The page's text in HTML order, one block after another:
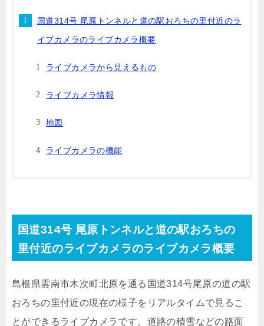
国道314号 尾原トンネルと道の駅おろちの里付近のラ
イブカメラのライブカメラ概要
ライブカメラから見えるもの
ライブカメラ情報
地図
ライブカメラの機能
国道314号 尾原トンネルと道の駅おろちの
里付近のライブカメラのライブカメラ概要
島根県雲南市木次町北原を通る国道314号尾原の道の駅
おろちの里付近の現在の様子をリアルタイムで見るこ
とができるライブカメラです。道路の積雪などの路面